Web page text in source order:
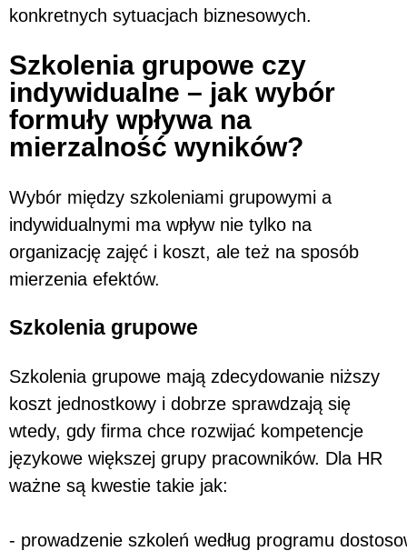
konkretnych sytuacjach biznesowych.
Szkolenia grupowe czy
indywidualne – jak wybór
formuły wpływa na
mierzalność wyników?
Wybór między szkoleniami grupowymi a
indywidualnymi ma wpływ nie tylko na
organizację zajęć i koszt, ale też na sposób
mierzenia efektów.
Szkolenia grupowe
Szkolenia grupowe mają zdecydowanie niższy
koszt jednostkowy i dobrze sprawdzają się
wtedy, gdy firma chce rozwijać kompetencje
językowe większej grupy pracowników. Dla HR
ważne są kwestie takie jak:
- prowadzenie szkoleń według programu